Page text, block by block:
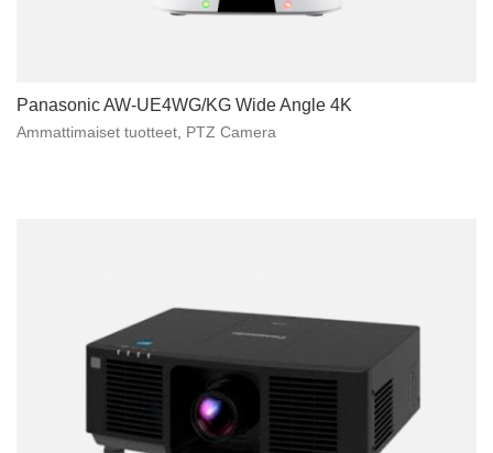
Panasonic AW-UE4WG/KG Wide Angle 4K
Ammattimaiset tuotteet PTZ Camera